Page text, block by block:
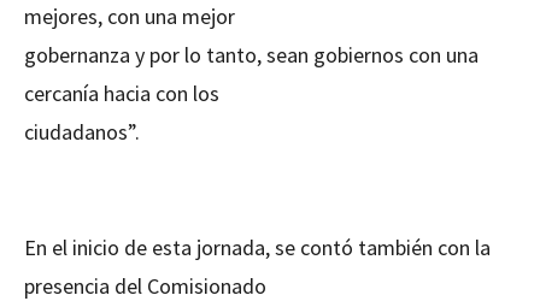
mejores, con una mejor
gobernanza y por lo tanto, sean gobiernos con una
cercanía hacia con los
ciudadanos”.
En el inicio de esta jornada, se contó también con la
presencia del Comisionado